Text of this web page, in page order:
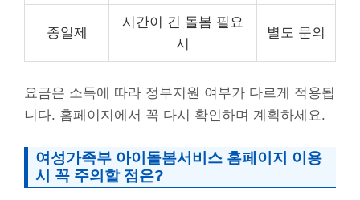
종일제
시간이 긴 돌봄 필요
시
별도 문의
요금은 소득에 따라 정부지원 여부가 다르게 적용됩
니다. 홈페이지에서 꼭 다시 확인하며 계획하세요.
여성가족부 아이돌봄서비스 홈페이지 이용
시 꼭 주의할 점은?